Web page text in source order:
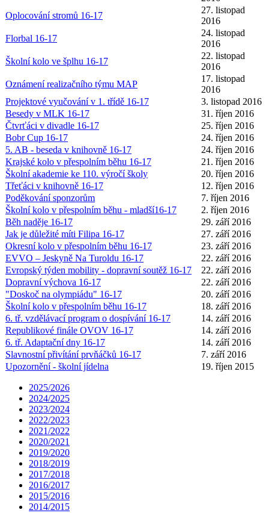
Oplocování stromů 16-17
27. listopad
2016
Florbal 16-17
24. listopad
2016
Školní kolo ve šplhu 16-17
22. listopad
2016
Oznámení realizačního týmu MAP
17. listopad
2016
Projektové vyučování v 1. třídě 16-17
3. listopad 2016
Besedy v MLK 16-17
31. říjen 2016
Čtvrťáci v divadle 16-17
25. říjen 2016
Bobr Cup 16-17
24. říjen 2016
5. AB - beseda v knihovně 16-17
24. říjen 2016
Krajské kolo v přespolním běhu 16-17
21. říjen 2016
Školní akademie ke 110. výročí školy
20. říjen 2016
Třeťáci v knihovně 16-17
12. říjen 2016
Poděkování sponzorům
7. říjen 2016
Školní kolo v přespolním běhu - mladší16-17
2. říjen 2016
Běh naděje 16-17
29. září 2016
Jak je důležité míti Filipa 16-17
27. září 2016
Okresní kolo v přespolním běhu 16-17
23. září 2016
EVVO – Jeskyně Na Turoldu 16-17
22. září 2016
Evropský týden mobility - dopravní soutěž 16-17
22. září 2016
Dopravní výchova 16-17
22. září 2016
"Doskoč na olympiádu" 16-17
20. září 2016
Školní kolo v přespolním běhu 16-17
18. září 2016
6. tř. vzdělávací program o dospívání 16-17
14. září 2016
Republikové finále OVOV 16-17
14. září 2016
6. tř. Adaptační dny 16-17
14. září 2016
Slavnostní přivítání prvňáčků 16-17
7. září 2016
Upozornění - školní jídelna
19. říjen 2015
2025/2026
2024/2025
2023/2024
2022/2023
2021/2022
2020/2021
2019/2020
2018/2019
2017/2018
2016/2017
2015/2016
2014/2015